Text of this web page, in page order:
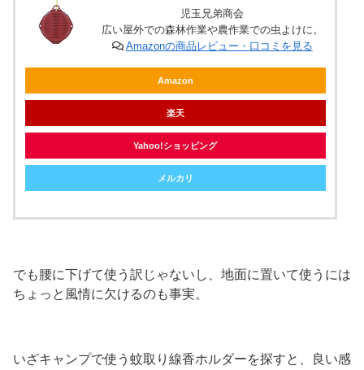
児玉兄弟商会
広い屋外での森林作業や農作業での虫よけに。
Amazonの商品レビュー・口コミを見る
Amazon
楽天
Yahoo!ショッピング
メルカリ
でも腰に下げて使う訳じゃないし、地面に置いて使うには
ちょっと風情に欠けるのも事実。
いざキャンプで使う蚊取り線香ホルダーを探すと、良い感